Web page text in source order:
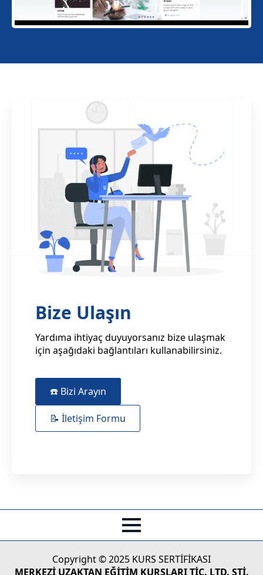
Bize Ulaşın
Yardıma ihtiyaç duyuyorsanız bize ulaşmak
için aşağıdaki bağlantıları kullanabilirsiniz.
☎️ Bizi Arayın
📝 İletişim Formu
Copyright © 2025 KURS SERTİFİKASI
MERKEZİ UZAKTAN EĞİTİM KURSLARI TİC. LTD. ŞTİ.